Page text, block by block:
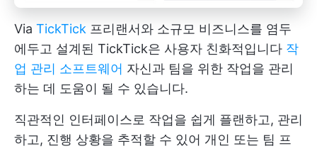
Via TickTick 프리랜서와 소규모 비즈니스를 염두
에두고 설계된 TickTick은 사용자 친화적입니다 작
업 관리 소프트웨어 자신과 팀을 위한 작업을 관리
하는 데 도움이 될 수 있습니다.
직관적인 인터페이스로 작업을 쉽게 플랜하고, 관리
하고, 진행 상황을 추적할 수 있어 개인 또는 팀 프